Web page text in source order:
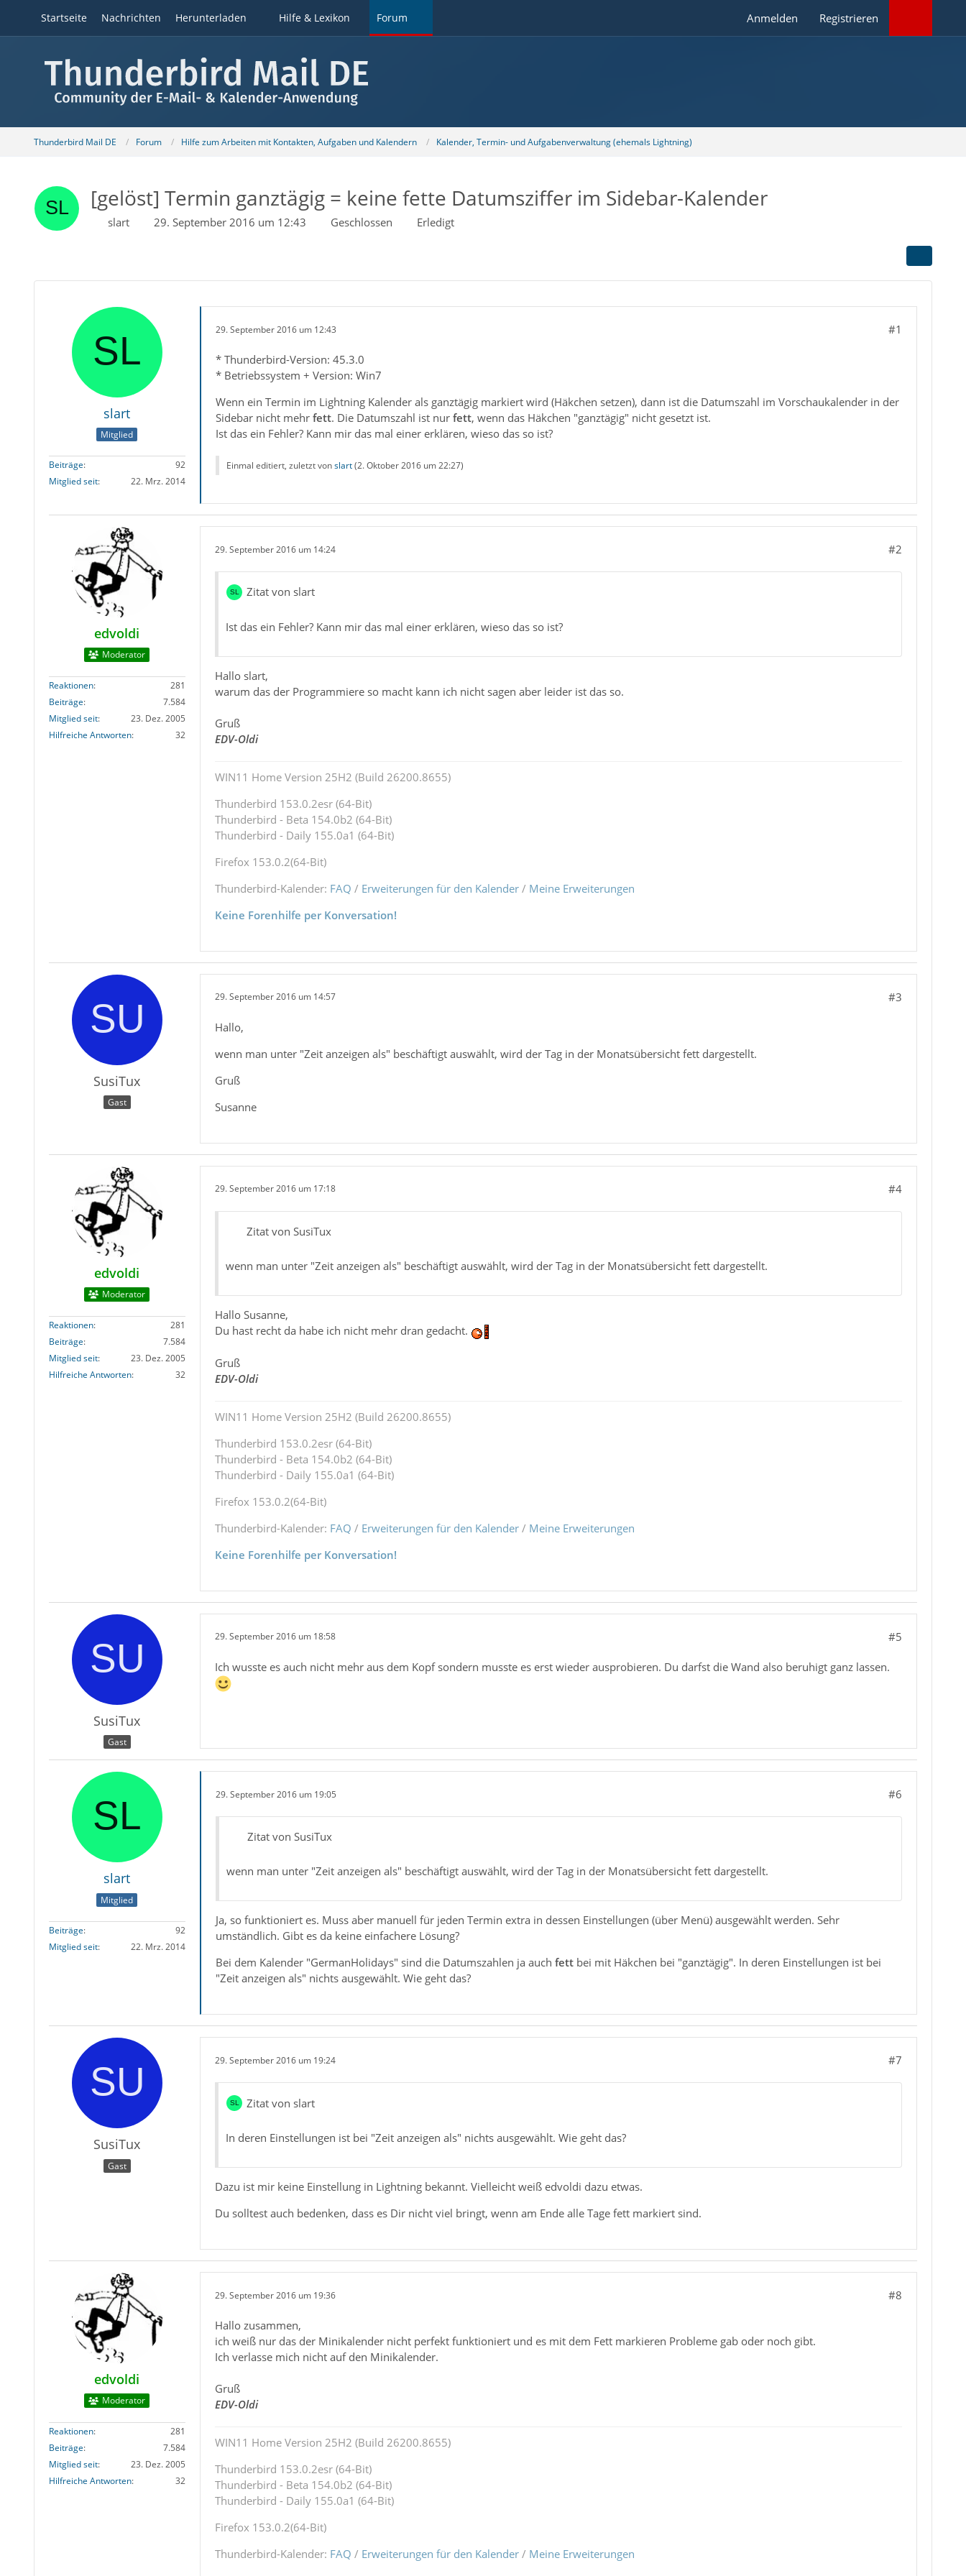
Startseite Nachrichten Herunterladen Hilfe & Lexikon Forum Anmelden Registrieren
Thunderbird Mail DE Forum Hilfe zum Arbeiten mit Kontakten, Aufgaben und Kalendern Kalender, Termin- und Aufgabenverwaltung (ehemals Lightning)
[gelöst] Termin ganztägig = keine fette Datumsziffer im Sidebar-Kalender
slart 29. September 2016 um 12:43 Geschlossen Erledigt
slart
Mitglied
Beiträge
92
Mitglied seit
22. Mrz. 2014
29. September 2016 um 12:43 #1
* Thunderbird-Version: 45.3.0
* Betriebssystem + Version: Win7
Wenn ein Termin im Lightning Kalender als ganztägig markiert wird (Häkchen setzen), dann ist die Datumszahl im Vorschaukalender in der
Sidebar nicht mehr fett. Die Datumszahl ist nur fett, wenn das Häkchen "ganztägig" nicht gesetzt ist.
Ist das ein Fehler? Kann mir das mal einer erklären, wieso das so ist?
Einmal editiert, zuletzt vonslart(2. Oktober 2016 um 22:27)
edvoldi
Moderator
Reaktionen
281
Beiträge
7.584
Mitglied seit
23. Dez. 2005
Hilfreiche Antworten
32
29. September 2016 um 14:24 #2
Zitat von slart
Ist das ein Fehler? Kann mir das mal einer erklären, wieso das so ist?
Hallo slart,
warum das der Programmiere so macht kann ich nicht sagen aber leider ist das so.
Gruß
EDV-Oldi
WIN11 Home Version 25H2 (Build 26200.8655)
Thunderbird 153.0.2esr (64-Bit)
Thunderbird - Beta 154.0b2 (64-Bit)
Thunderbird - Daily 155.0a1 (64-Bit)
Firefox 153.0.2(64-Bit)
Thunderbird-Kalender: FAQ / Erweiterungen für den Kalender/ Meine Erweiterungen
Keine Forenhilfe per Konversation!
SusiTux
Gast
29. September 2016 um 14:57 #3
Hallo,
wenn man unter "Zeit anzeigen als" beschäftigt auswählt, wird der Tag in der Monatsübersicht fett dargestellt.
Gruß
Susanne
edvoldi
Moderator
Reaktionen
281
Beiträge
7.584
Mitglied seit
23. Dez. 2005
Hilfreiche Antworten
32
29. September 2016 um 17:18 #4
Zitat von SusiTux
wenn man unter "Zeit anzeigen als" beschäftigt auswählt, wird der Tag in der Monatsübersicht fett dargestellt.
Hallo Susanne,
Du hast recht da habe ich nicht mehr dran gedacht.
Gruß
EDV-Oldi
WIN11 Home Version 25H2 (Build 26200.8655)
Thunderbird 153.0.2esr (64-Bit)
Thunderbird - Beta 154.0b2 (64-Bit)
Thunderbird - Daily 155.0a1 (64-Bit)
Firefox 153.0.2(64-Bit)
Thunderbird-Kalender: FAQ / Erweiterungen für den Kalender/ Meine Erweiterungen
Keine Forenhilfe per Konversation!
SusiTux
Gast
29. September 2016 um 18:58 #5
Ich wusste es auch nicht mehr aus dem Kopf sondern musste es erst wieder ausprobieren. Du darfst die Wand also beruhigt ganz lassen.
slart
Mitglied
Beiträge
92
Mitglied seit
22. Mrz. 2014
29. September 2016 um 19:05 #6
Zitat von SusiTux
wenn man unter "Zeit anzeigen als" beschäftigt auswählt, wird der Tag in der Monatsübersicht fett dargestellt.
Ja, so funktioniert es. Muss aber manuell für jeden Termin extra in dessen Einstellungen (über Menü) ausgewählt werden. Sehr
umständlich. Gibt es da keine einfachere Lösung?
Bei dem Kalender "GermanHolidays" sind die Datumszahlen ja auch fettbei mit Häkchen bei "ganztägig". In deren Einstellungen ist bei
"Zeit anzeigen als" nichts ausgewählt. Wie geht das?
SusiTux
Gast
29. September 2016 um 19:24 #7
Zitat von slart
In deren Einstellungen ist bei "Zeit anzeigen als" nichts ausgewählt. Wie geht das?
Dazu ist mir keine Einstellung in Lightning bekannt. Vielleicht weiß edvoldi dazu etwas.
Du solltest auch bedenken, dass es Dir nicht viel bringt, wenn am Ende alle Tage fett markiert sind.
edvoldi
Moderator
Reaktionen
281
Beiträge
7.584
Mitglied seit
23. Dez. 2005
Hilfreiche Antworten
32
29. September 2016 um 19:36 #8
Hallo zusammen,
ich weiß nur das der Minikalender nicht perfekt funktioniert und es mit dem Fett markieren Probleme gab oder noch gibt.
Ich verlasse mich nicht auf den Minikalender.
Gruß
EDV-Oldi
WIN11 Home Version 25H2 (Build 26200.8655)
Thunderbird 153.0.2esr (64-Bit)
Thunderbird - Beta 154.0b2 (64-Bit)
Thunderbird - Daily 155.0a1 (64-Bit)
Firefox 153.0.2(64-Bit)
Thunderbird-Kalender: FAQ / Erweiterungen für den Kalender/ Meine Erweiterungen